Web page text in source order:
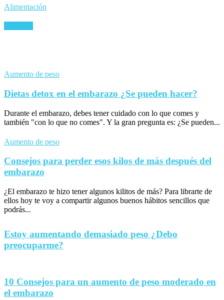
Alimentación
Aumento de peso
Dietas detox en el embarazo ¿Se pueden hacer?
Durante el embarazo, debes tener cuidado con lo que comes y
también "con lo que no comes". Y la gran pregunta es: ¿Se pueden...
Aumento de peso
Consejos para perder esos kilos de más después del
embarazo
¿El embarazo te hizo tener algunos kilitos de más? Para librarte de
ellos hoy te voy a compartir algunos buenos hábitos sencillos que
podrás...
Estoy aumentando demasiado peso ¿Debo
preocuparme?
10 Consejos para un aumento de peso moderado en
el embarazo